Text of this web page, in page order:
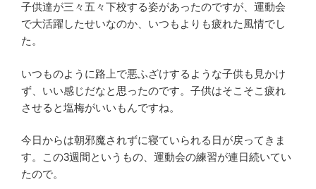
子供達が三々五々下校する姿があったのですが、運動会
で大活躍したせいなのか、いつもよりも疲れた風情でし
た。
いつものように路上で悪ふざけするような子供も見かけ
ず、いい感じだなと思ったのです。子供はそこそこ疲れ
させると塩梅がいいもんですね。
今日からは朝邪魔されずに寝ていられる日が戻ってきま
す。この3週間というもの、運動会の練習が連日続いてい
たので。